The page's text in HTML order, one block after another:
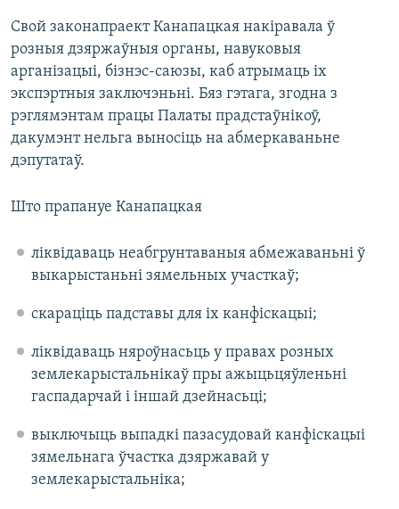
Свой законапраект Канапацкая накіравала ў
розныя дзяржаўныя органы, навуковыя
арганізацыі, бізнэс-саюзы, каб атрымаць іх
экспэртныя заключэньні. Бяз гэтага, згодна з
рэглямэнтам працы Палаты прадстаўнікоў,
дакумэнт нельга выносіць на абмеркаваньне
дэпутатаў.
Што прапануе Канапацкая
ліквідаваць неабгрунтаваныя абмежаваньні ў
выкарыстаньні зямельных участкаў;
скараціць падставы для іх канфіскацыі;
ліквідаваць няроўнасьць у правах розных
землекарыстальнікаў пры ажыцьцяўленьні
гаспадарчай і іншай дзейнасьці;
выключыць выпадкі пазасудовай канфіскацыі
зямельнага ўчастка дзяржавай у
землекарыстальніка;